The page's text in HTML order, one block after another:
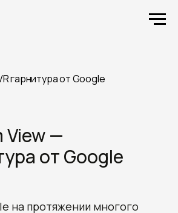
гарнитура от Google
View —
от Google
на протяжении многого